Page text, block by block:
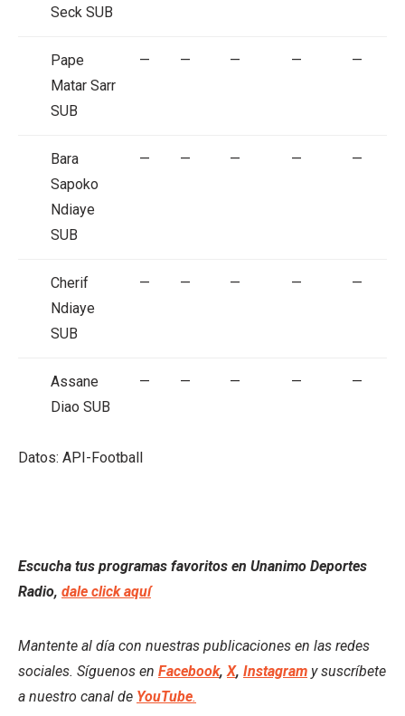
Seck SUB
Pape
Matar Sarr
SUB
— — — — —
Bara
Sapoko
Ndiaye
SUB
— — — — —
Cherif
Ndiaye
SUB
— — — — —
Assane
Diao SUB
— — — — —
Datos: API-Football
Escucha tus programas favoritos en Unanimo Deportes
Radio, dale click aquí
Mantente al día con nuestras publicaciones en las redes
sociales. Síguenos en Facebook,X, Instagram y suscríbete
a nuestro canal de YouTube.